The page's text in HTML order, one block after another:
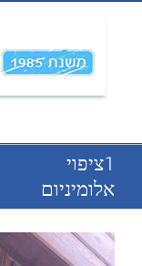
Skip
content
1ציפוי
אלומיניום